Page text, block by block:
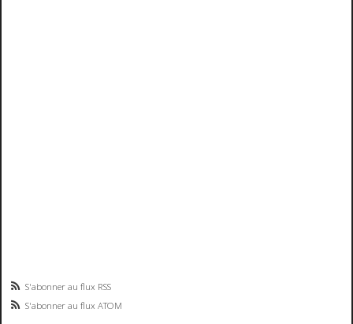
S'abonner au flux RSS
S'abonner au flux ATOM